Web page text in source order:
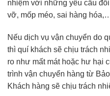
nhiệm với những yêu cầu
vỡ, mốp méo, sai hàng
Nếu dịch vụ vận chuyển do
thì quí khách sẽ chịu trách
ro như mất mát hoặc hư hại
trình vận chuyển hàng từ
Khách hàng sẽ chịu trách